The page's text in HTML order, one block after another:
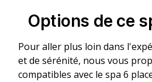
Options de ce
Pour aller plus loin dans
et de sérénité, nous vous
compatibles avec le spa 6